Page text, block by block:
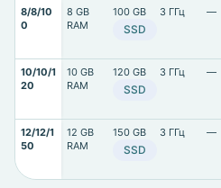
8/8/10
0
8 GB
RAM
100 GB
SSD
3 ГГц —
10/10/1
20
10 GB
RAM
120 GB
SSD
3 ГГц —
12/12/1
50
12 GB
RAM
150 GB
SSD
3 ГГц —